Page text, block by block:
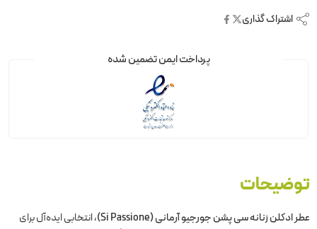
اشتراک گذاری
پرداخت ایمن تضمین شده
توضیحات
عطر ادکلن زنانه سی پشن جورجیو آرمانی (Si Passione)
، انتخابی ایده‌آل برای